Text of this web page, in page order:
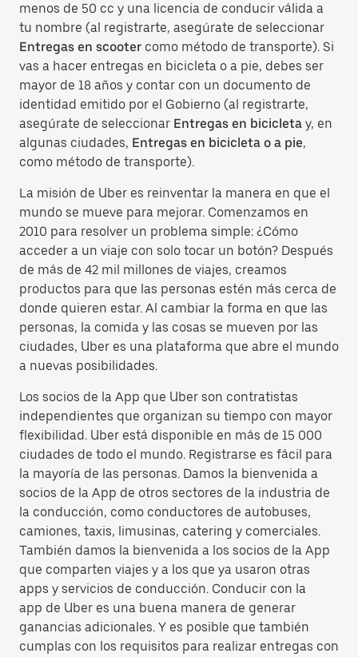
menos de 50 cc y una licencia de conducir válida a
tu nombre (al registrarte, asegúrate de seleccionar
Entregas en scooter como método de transporte). Si
vas a hacer entregas en bicicleta o a pie, debes ser
mayor de 18 años y contar con un documento de
identidad emitido por el Gobierno (al registrarte,
asegúrate de seleccionar Entregas en bicicleta y, en
algunas ciudades, Entregas en bicicleta o a pie,
como método de transporte).
La misión de Uber es reinventar la manera en que el
mundo se mueve para mejorar. Comenzamos en
2010 para resolver un problema simple: ¿Cómo
acceder a un viaje con solo tocar un botón? Después
de más de 42 mil millones de viajes, creamos
productos para que las personas estén más cerca de
donde quieren estar. Al cambiar la forma en que las
personas, la comida y las cosas se mueven por las
ciudades, Uber es una plataforma que abre el mundo
a nuevas posibilidades.
Los socios de la App que Uber son contratistas
independientes que organizan su tiempo con mayor
flexibilidad. Uber está disponible en más de 15 000
ciudades de todo el mundo. Registrarse es fácil para
la mayoría de las personas. Damos la bienvenida a
socios de la App de otros sectores de la industria de
la conducción, como conductores de autobuses,
camiones, taxis, limusinas, catering y comerciales.
También damos la bienvenida a los socios de la App
que comparten viajes y a los que ya usaron otras
apps y servicios de conducción. Conducir con la
app de Uber es una buena manera de generar
ganancias adicionales. Y es posible que también
cumplas con los requisitos para realizar entregas con